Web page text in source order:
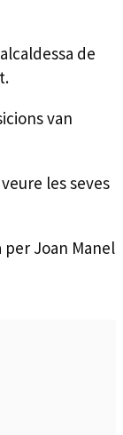
de
van
les seves
Joan Manel